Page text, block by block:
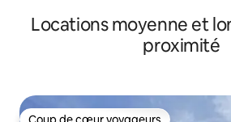
Locations moyenne et
proximité